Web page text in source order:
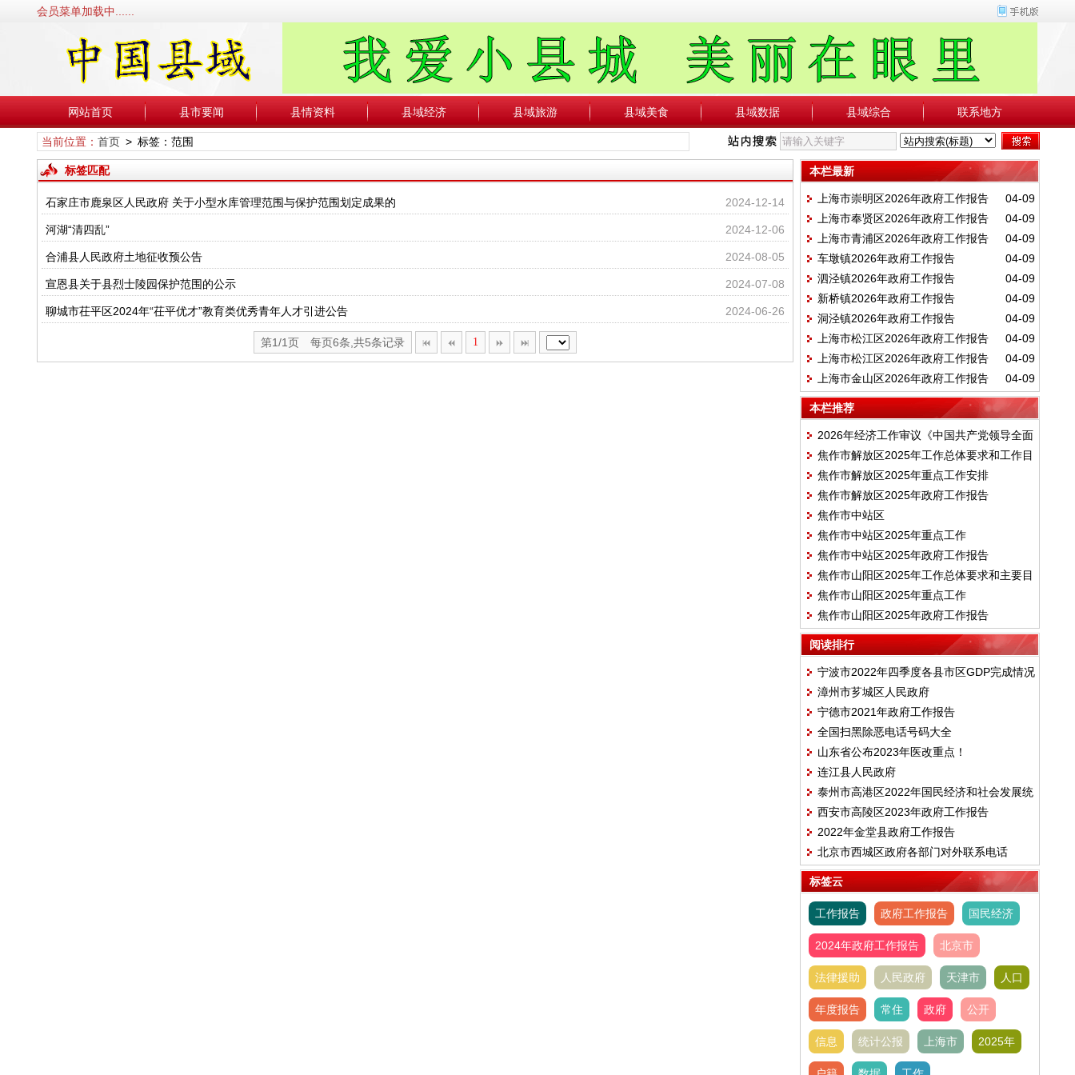
会员菜单加载中......
网站首页 县市要闻 县情资料 县域经济 县域旅游 县域美食 县域数据 县域综合 联系地方
当前位置： 首页> 标签：范围
标签匹配
2024-12-14
石家庄市鹿泉区人民政府 关于小型水库管理范围与保护范围划定成果的
2024-12-06
河湖“清四乱”
2024-08-05
合浦县人民政府土地征收预公告
2024-07-08
宣恩县关于县烈士陵园保护范围的公示
2024-06-26
聊城市茌平区2024年“茌平优才”教育类优秀青年人才引进公告
第1/1页 每页6条,共5条记录 1
本栏最新
04-09
上海市崇明区2026年政府工作报告
04-09
上海市奉贤区2026年政府工作报告
04-09
上海市青浦区2026年政府工作报告
04-09
车墩镇2026年政府工作报告
04-09
泗泾镇2026年政府工作报告
04-09
新桥镇2026年政府工作报告
04-09
洞泾镇2026年政府工作报告
04-09
上海市松江区2026年政府工作报告
04-09
上海市松江区2026年政府工作报告
04-09
上海市金山区2026年政府工作报告
本栏推荐
2026年经济工作审议《中国共产党领导全面
依法治国工作条例》
焦作市解放区2025年工作总体要求和工作目
标
焦作市解放区2025年重点工作安排
焦作市解放区2025年政府工作报告
焦作市中站区
焦作市中站区2025年重点工作
焦作市中站区2025年政府工作报告
焦作市山阳区2025年工作总体要求和主要目
标
焦作市山阳区2025年重点工作
焦作市山阳区2025年政府工作报告
阅读排行
宁波市2022年四季度各县市区GDP完成情况
漳州市芗城区人民政府
宁德市2021年政府工作报告
全国扫黑除恶电话号码大全
山东省公布2023年医改重点！
连江县人民政府
泰州市高港区2022年国民经济和社会发展统
计公报
西安市高陵区2023年政府工作报告
2022年金堂县政府工作报告
北京市西城区政府各部门对外联系电话
标签云
工作报告 政府工作报告 国民经济
2024年政府工作报告 北京市
法律援助 人民政府 天津市 人口
年度报告 常住 政府 公开
信息 统计公报 上海市 2025年